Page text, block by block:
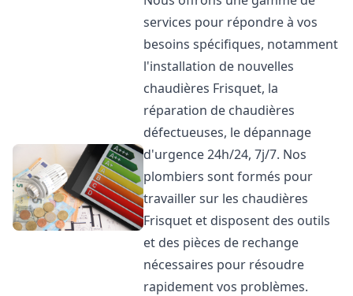
services pour répondre à vos
besoins spécifiques, notamment
l'installation de nouvelles
chaudières Frisquet, la
réparation de chaudières
défectueuses, le dépannage
d'urgence 24h/24, 7j/7. Nos
plombiers sont formés pour
travailler sur les chaudières
Frisquet et disposent des outils
et des pièces de rechange
nécessaires pour résoudre
rapidement vos problèmes.